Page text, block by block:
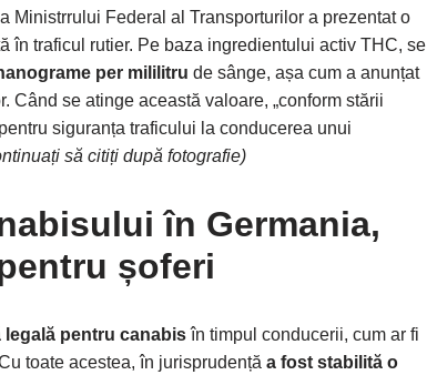
a Ministrrului Federal al Transporturilor a prezentat o
în traficul rutier. Pe baza ingredientului activ THC, se
per mililitru de sânge, așa cum a anunțat
Când se atinge această valoare, „conform stării
siguranța traficului la conducerea unui
să citiți după fotografie)
în Germania,
șoferi
legală pentru canabisîn timpul conducerii, cum ar fi
toate acestea, în jurisprudență a fost stabilită o